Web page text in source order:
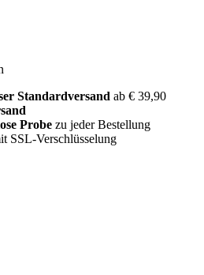
Standardversand ab € 39,90
Probe zu jeder Bestellung
SSL-Verschlüsselung